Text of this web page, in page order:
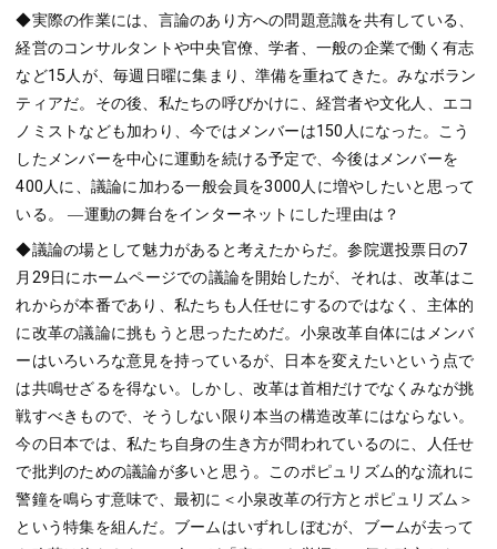
◆実際の作業には、言論のあり方への問題意識を共有している、
経営のコンサルタントや中央官僚、学者、一般の企業で働く有志
など15人が、毎週日曜に集まり、準備を重ねてきた。みなボラン
ティアだ。その後、私たちの呼びかけに、経営者や文化人、エコ
ノミストなども加わり、今ではメンバーは150人になった。こう
したメンバーを中心に運動を続ける予定で、今後はメンバーを
400人に、議論に加わる一般会員を3000人に増やしたいと思って
いる。 ―運動の舞台をインターネットにした理由は？
◆議論の場として魅力があると考えたからだ。参院選投票日の7
月29日にホームページでの議論を開始したが、それは、改革はこ
れからが本番であり、私たちも人任せにするのではなく、主体的
に改革の議論に挑もうと思ったためだ。小泉改革自体にはメンバ
ーはいろいろな意見を持っているが、日本を変えたいという点で
は共鳴せざるを得ない。しかし、改革は首相だけでなくみなが挑
戦すべきもので、そうしない限り本当の構造改革にはならない。
今の日本では、私たち自身の生き方が問われているのに、人任せ
で批判のための議論が多いと思う。このポピュリズム的な流れに
警鐘を鳴らす意味で、最初に＜小泉改革の行方とポピュリズム＞
という特集を組んだ。ブームはいずれしぼむが、ブームが去って